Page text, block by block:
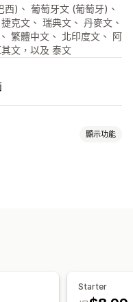
)、 葡萄牙文 (葡萄牙)、
克文、 瑞典文、 丹麥文、
繁體中文、 北印度文、 阿
文，以及 泰文
顯示功能
Starter